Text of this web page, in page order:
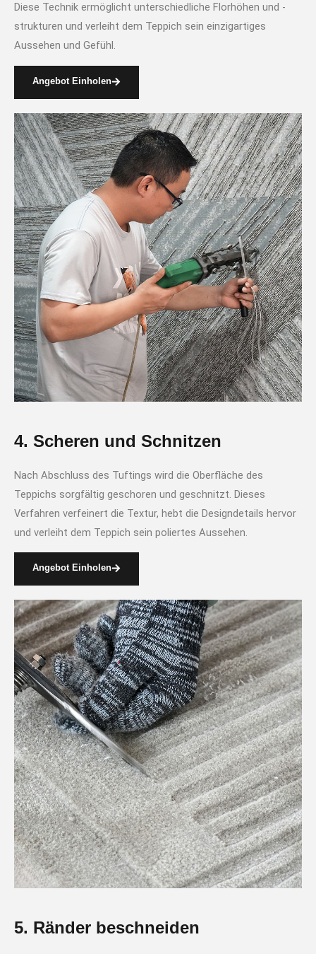
Diese Technik ermöglicht unterschiedliche Florhöhen und -
strukturen und verleiht dem Teppich sein einzigartiges
Aussehen und Gefühl.
Angebot Einholen
4. Scheren und Schnitzen
Nach Abschluss des Tuftings wird die Oberfläche des
Teppichs sorgfältig geschoren und geschnitzt. Dieses
Verfahren verfeinert die Textur, hebt die Designdetails hervor
und verleiht dem Teppich sein poliertes Aussehen.
Angebot Einholen
5. Ränder beschneiden